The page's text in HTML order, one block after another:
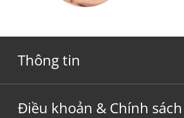
Thông tin
Điều khoản & Chính sách